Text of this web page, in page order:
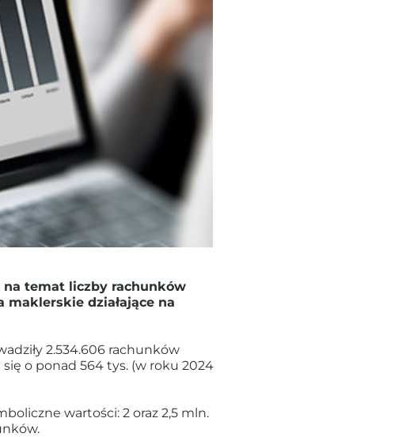
temat liczby rachunków
działające na
2.534.606 rachunków
o ponad 564 tys. (w roku 2024
wartości: 2 oraz 2,5 mln.